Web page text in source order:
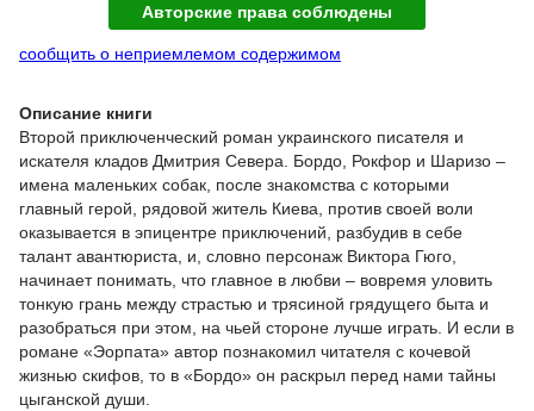
Авторские права соблюдены
сообщить о неприемлемом содержимом
Описание книги
Второй приключенческий роман украинского писателя и
искателя кладов Дмитрия Севера. Бордо, Рокфор и Шаризо –
имена маленьких собак, после знакомства с которыми
главный герой, рядовой житель Киева, против своей воли
оказывается в эпицентре приключений, разбудив в себе
талант авантюриста, и, словно персонаж Виктора Гюго,
начинает понимать, что главное в любви – вовремя уловить
тонкую грань между страстью и трясиной грядущего быта и
разобраться при этом, на чьей стороне лучше играть. И если в
романе «Эорпата» автор познакомил читателя с кочевой
жизнью скифов, то в «Бордо» он раскрыл перед нами тайны
цыганской души.